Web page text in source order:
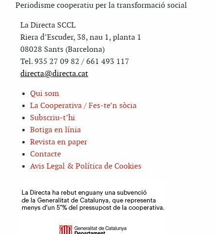
Periodisme cooperatiu per la transformació social
La Directa SCCL
Riera d’Escuder, 38, nau 1, planta 1
08028 Sants (Barcelona)
Tel. 935 27 09 82 / 661 493 117
directa@directa.cat
Qui som
La Cooperativa / Fes-te’n sòcia
Subscriu-t’hi
Botiga en línia
Revista en paper
Contacte
Avis Legal & Política de Cookies